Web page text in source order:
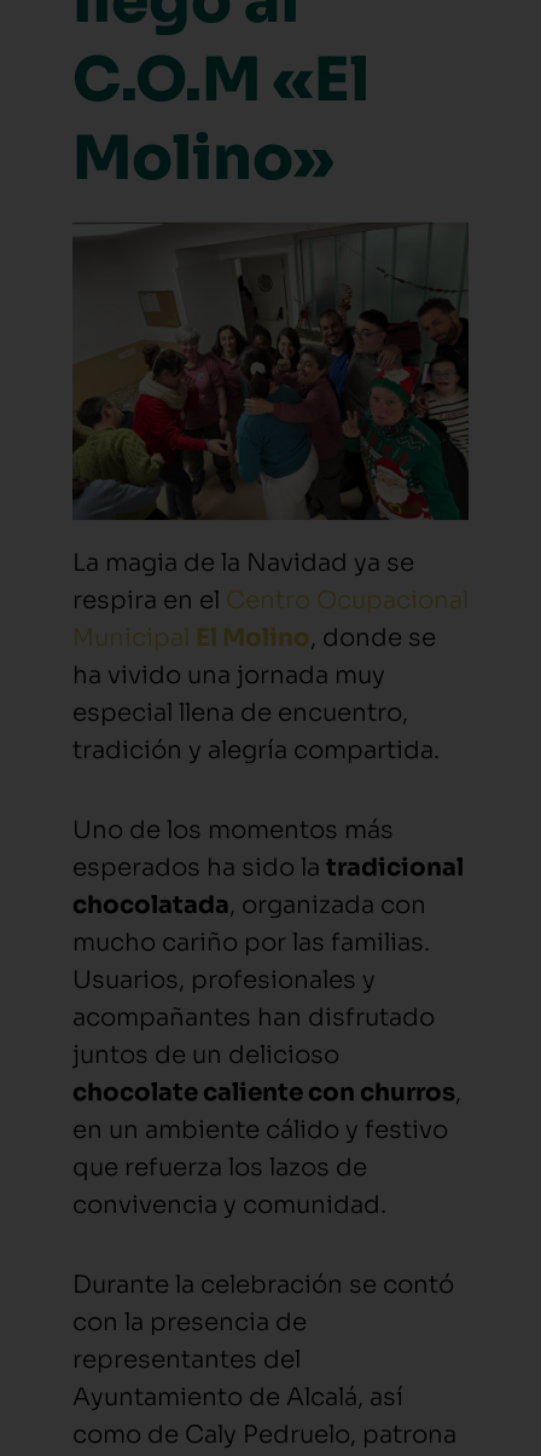
C.O.M «El
Molino»
La magia de la Navidad ya se
respira en el Centro Ocupacional
Municipal El Molino, donde se
ha vivido una jornada muy
especial llena de encuentro,
tradición y alegría compartida.
Uno de los momentos más
esperados ha sido la tradicional
chocolatada, organizada con
mucho cariño por las familias.
Usuarios, profesionales y
acompañantes han disfrutado
juntos de un delicioso
chocolate caliente con churros,
en un ambiente cálido y festivo
que refuerza los lazos de
convivencia y comunidad.
Durante la celebración se contó
con la presencia de
representantes del
Ayuntamiento de Alcalá, así
como de Caly Pedruelo, patrona